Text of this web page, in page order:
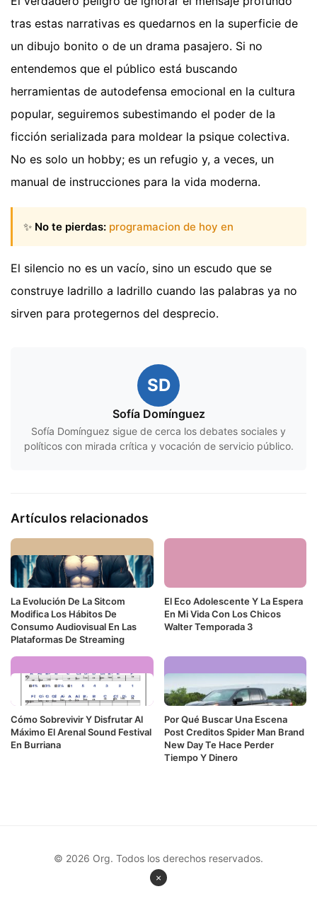
tras estas narrativas es quedarnos en la superficie de
un dibujo bonito o de un drama pasajero. Si no
entendemos que el público está buscando
herramientas de autodefensa emocional en la cultura
popular, seguiremos subestimando el poder de la
ficción serializada para moldear la psique colectiva.
No es solo un hobby; es un refugio y, a veces, un
manual de instrucciones para la vida moderna.
✨ No te pierdas: programacion de hoy en
El silencio no es un vacío, sino un escudo que se
construye ladrillo a ladrillo cuando las palabras ya no
sirven para protegernos del desprecio.
SD
Sofía Domínguez
Sofía Domínguez sigue de cerca los debates sociales y
políticos con mirada crítica y vocación de servicio público.
Artículos relacionados
La Evolución De La Sitcom
Modifica Los Hábitos De
Consumo Audiovisual En Las
Plataformas De Streaming
El Eco Adolescente Y La Espera
En Mi Vida Con Los Chicos
Walter Temporada 3
Cómo Sobrevivir Y Disfrutar Al
Máximo El Arenal Sound Festival
En Burriana
Por Qué Buscar Una Escena
Post Creditos Spider Man Brand
New Day Te Hace Perder
Tiempo Y Dinero
×
© 2026 Org. Todos los derechos reservados.